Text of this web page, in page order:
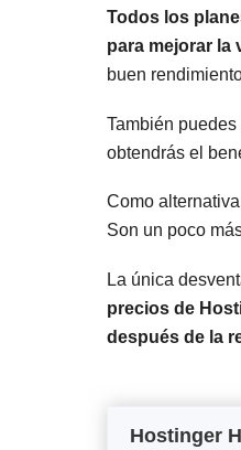
Todos los
para mejorar la
buen
También
obtendrás el
Como
Son un poco
La única
precios de
después de la
Hostinger